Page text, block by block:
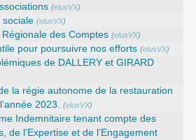
(elusVX)
sociale (elusVX)
des Comptes (elusVX)
pour poursuivre nos efforts (elusVX)
de DALLERY et GIRARD
la régie autonome de la restauration
2023.
(elusVX)
Indemnitaire tenant compte des
de l’Expertise et de l’Engagement